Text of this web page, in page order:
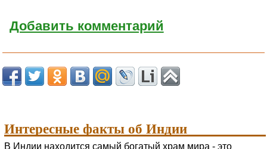
Добавить комментарий
Интересные факты об Индии
В Индии находится самый богатый храм мира - это